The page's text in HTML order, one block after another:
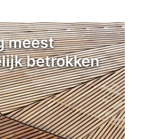
meest
betrokken